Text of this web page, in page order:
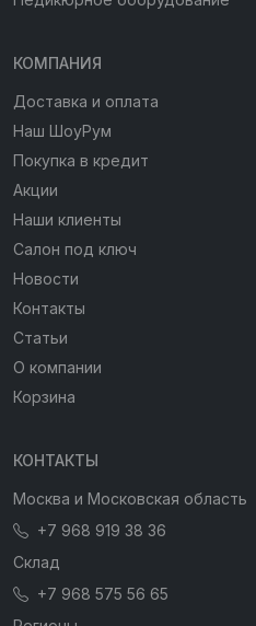
КОМПАНИЯ
Доставка и оплата
Наш ШоуРум
Покупка в кредит
Акции
Наши клиенты
Салон под ключ
Новости
Контакты
Статьи
О компании
Корзина
КОНТАКТЫ
Москва и Московская область
+7 968 919 38 36
Склад
+7 968 575 56 65